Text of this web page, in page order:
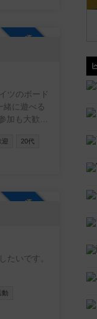
ツのボード
緒に遊べる
施設でオー
迎 20代
たいです。
動